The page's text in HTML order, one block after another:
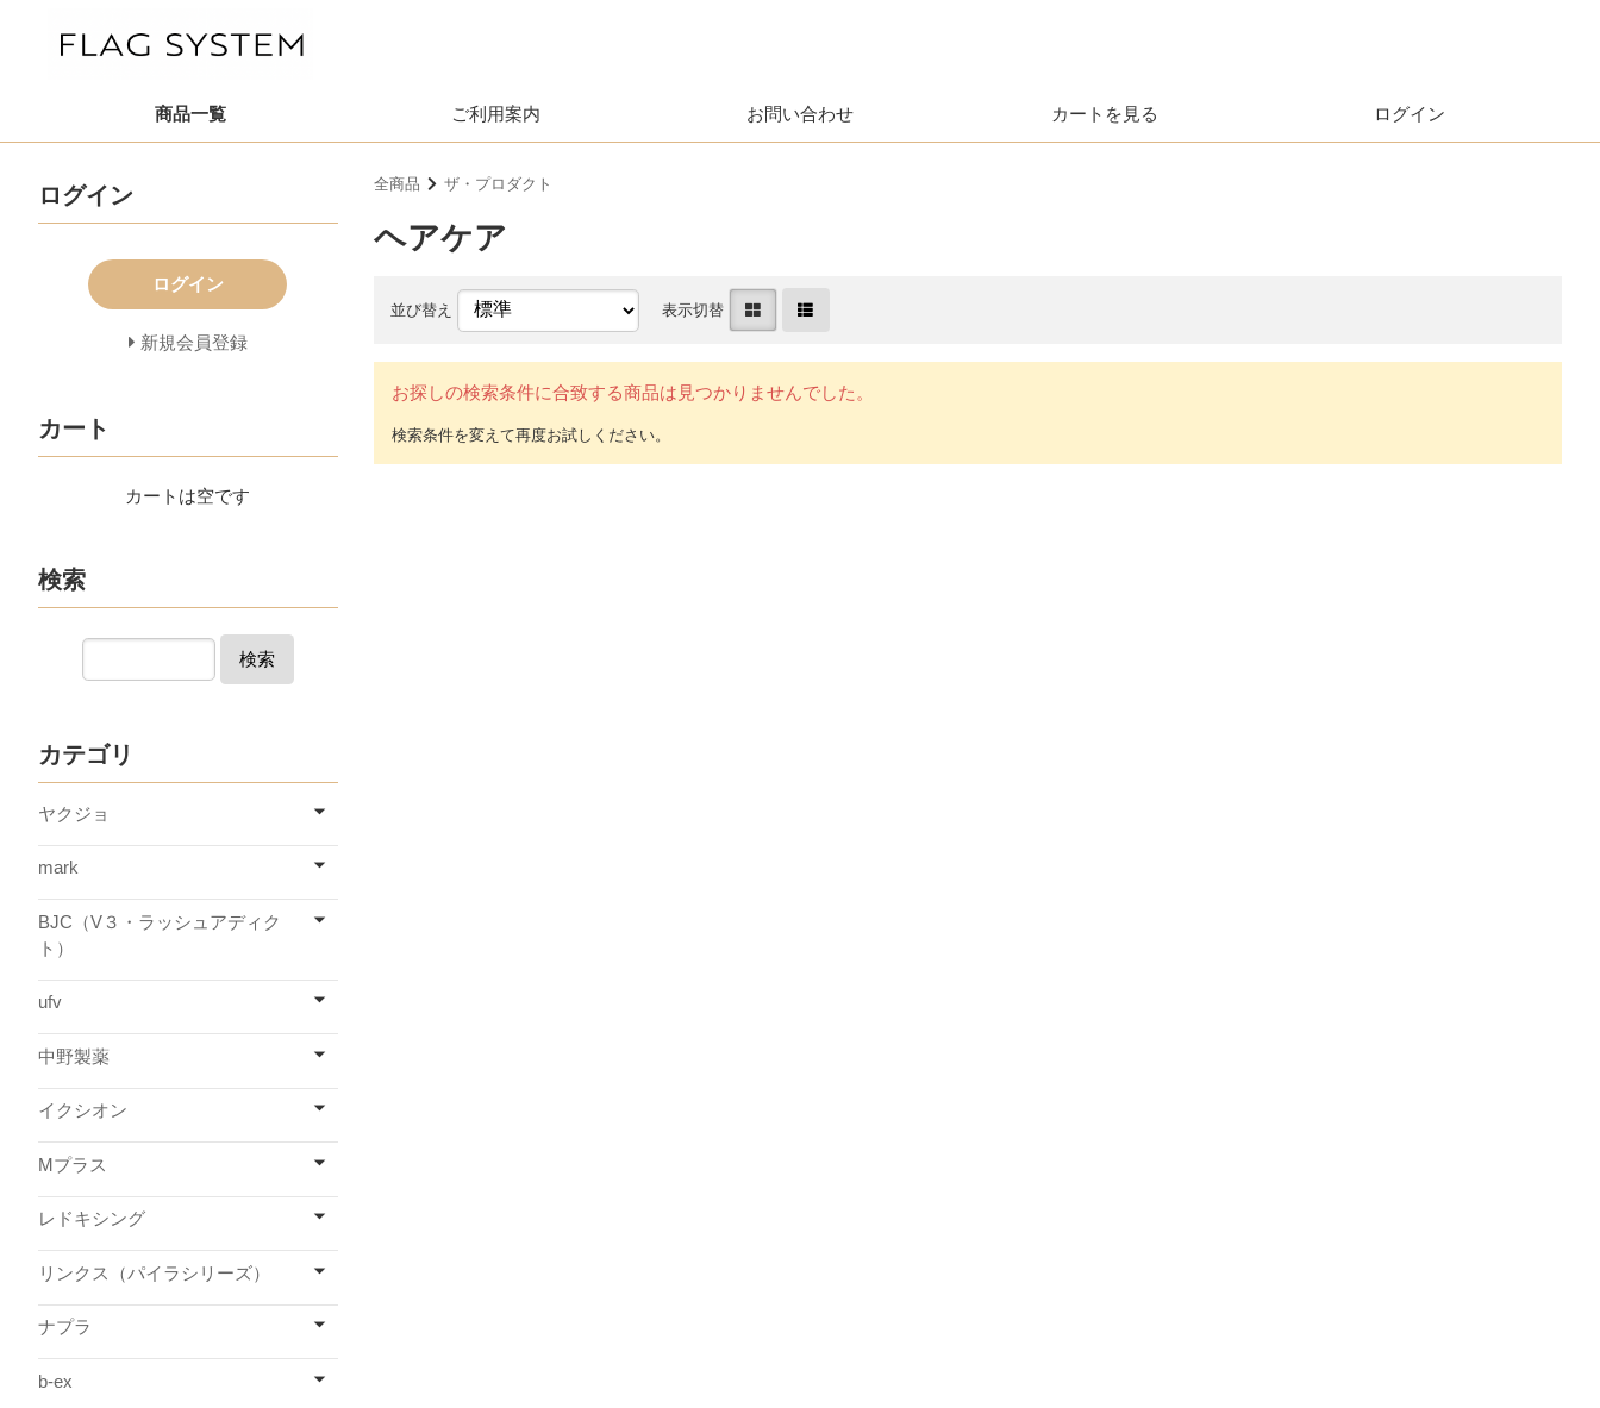
商品一覧 ご利用案内 お問い合わせ カートを見る ログイン
全商品 ザ・プロダクト
ヘアケア
並び替え 表示切替
お探しの検索条件に合致する商品は見つかりませんでした。
ログイン
ログイン
新規会員登録
カート
カートは空です
検索
検索
カテゴリ
ヤクジョ
mark
BJC（V３・ラッシュアディク
ト）
ufv
中野製薬
イクシオン
Mプラス
レドキシング
リンクス（パイラシリーズ）
ナプラ
b-ex